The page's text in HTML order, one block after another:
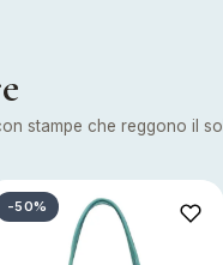
stampe che reggono il
-50%